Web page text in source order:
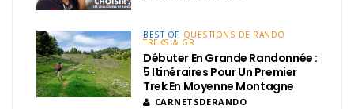
BEST OF QUESTIONS DE RANDO
TREKS & GR
Débuter En Grande Randonnée :
5 Itinéraires Pour Un Premier
Trek En Moyenne Montagne
CARNETSDERANDO